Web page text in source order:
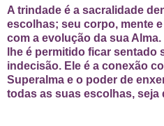
A trindade é a sacralidade
escolhas; seu corpo, mente
com a evolução da sua
lhe é permitido ficar sentado
indecisão. Ele é a conexão
Superalma e o poder de
todas as suas escolhas, seja